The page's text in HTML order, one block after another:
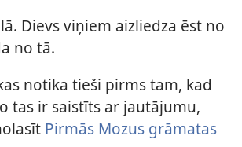
Dievs viņiem aizliedza ēst no
no tā.
notika tieši pirms tam, kad
tas ir saistīts ar jautājumu,
Pirmās Mozus grāmatas